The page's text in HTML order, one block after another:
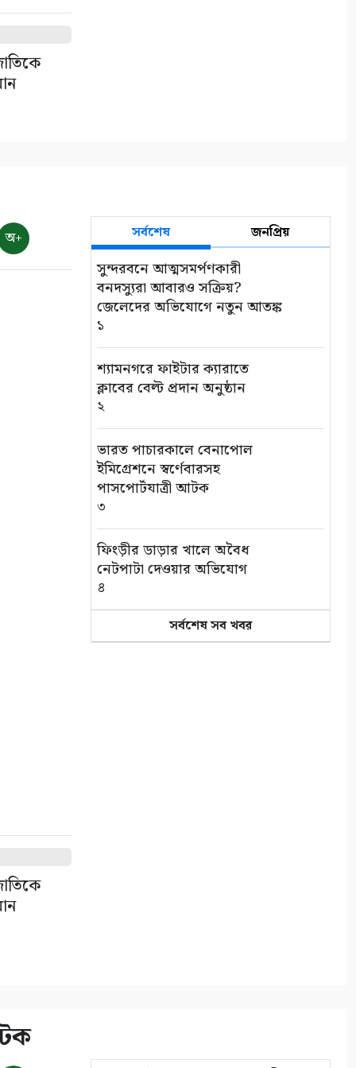
অ+ সর্বশেষ জনপ্রিয়
সুন্দরবনে আত্মসমর্পণকারী
বনদস্যুরা আবারও সক্রিয়?
জেলেদের অভিযোগে নতুন আতঙ্ক
১
শ্যামনগরে ফাইটার ক্যারাতে
ক্লাবের বেল্ট প্রদান অনুষ্ঠান
২
ভারত পাচারকালে বেনাপোল
ইমিগ্রেশনে স্বর্ণেবারসহ
পাসপোর্টযাত্রী আটক
৩
ফিংড়ীর ডাড়ার খালে অবৈধ
নেটপাটা দেওয়ার অভিযোগ
৪
তালায় বিল থেকে যুবকের মৃতদেহ
উদ্ধার
সর্বশেষ সব খবর